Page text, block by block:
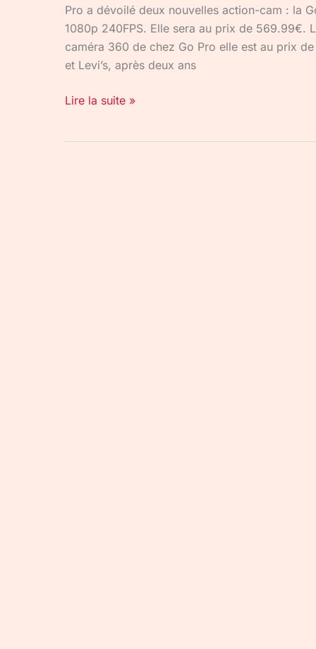
Pro a dévoilé deux nouvelles action-cam : la
1080p 240FPS. Elle sera au prix de 569.99€.
caméra 360 de chez Go Pro elle est au prix
et Levi’s, après deux ans
Lire la suite »